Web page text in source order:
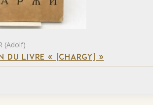
(Adolf)
DU LIVRE « [CHARGY] »